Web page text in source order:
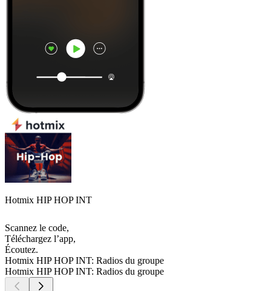
Hotmix HIP HOP INT
Scannez le code,
Téléchargez l’app,
Écoutez.
Hotmix HIP HOP INT: Radios du groupe
Hotmix HIP HOP INT: Radios du groupe